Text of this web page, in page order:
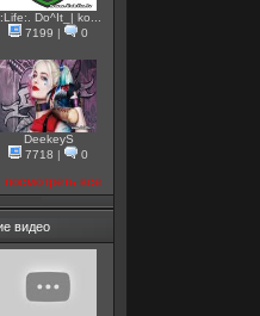
.:Life:. Do^It_| ko...
7199 | 0
DeekeyS
7718 | 0
посмотреть все
видео